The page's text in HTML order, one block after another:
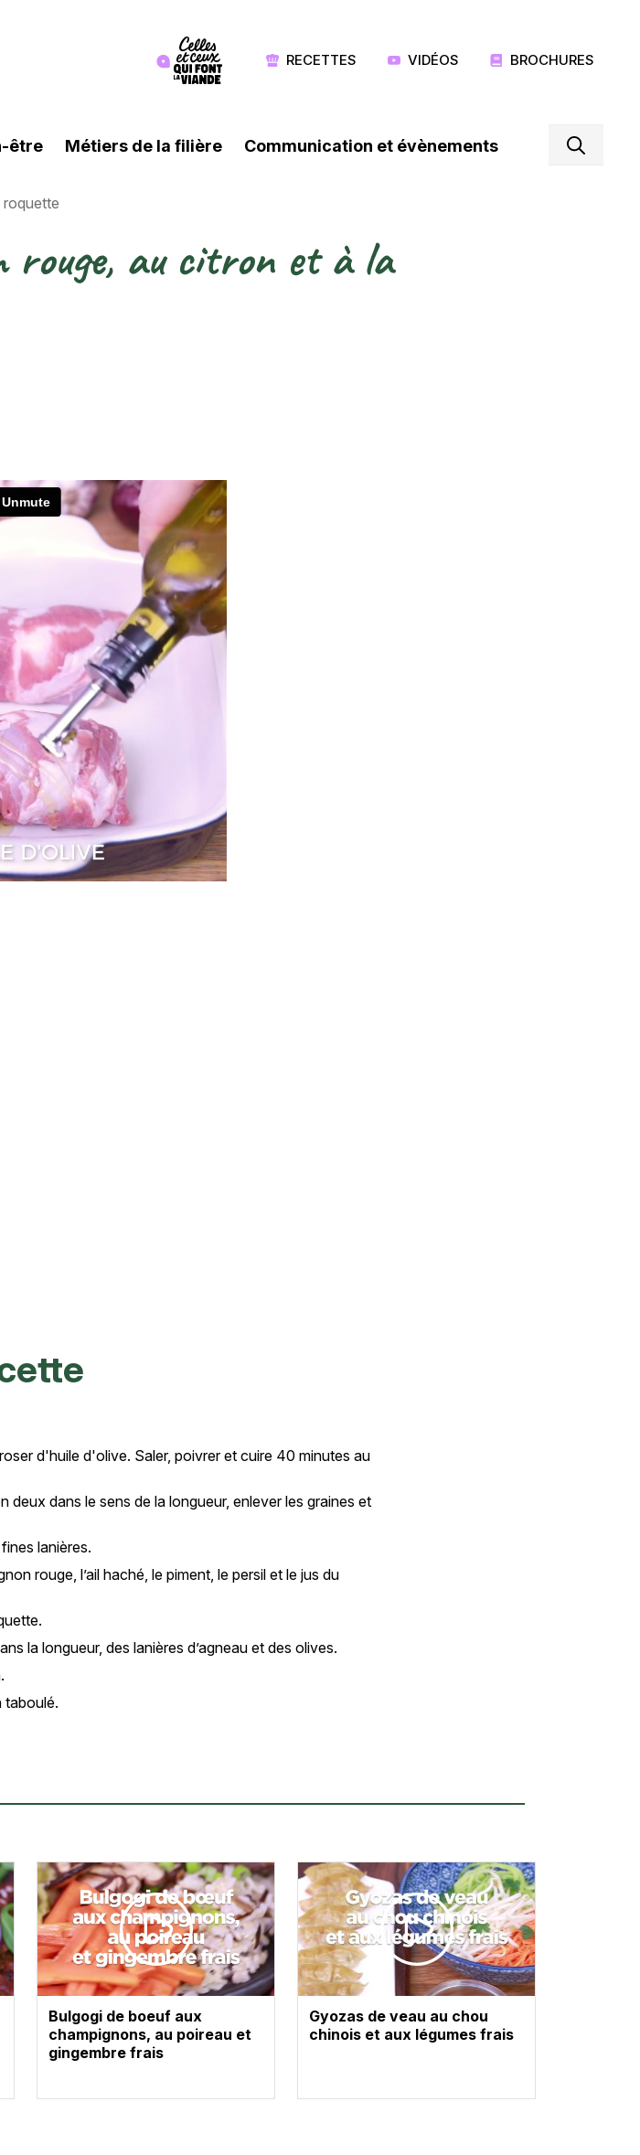
Image
RECETTES VIDÉOS BROCHURES
être Métiers de la filière Communication et évènements
rouge, au citron et à la
d'huile d'olive. Saler, poivrer et cuire 40 minutes au
deux dans le sens de la longueur, enlever les graines et
lanières.
rouge, l’ail haché, le piment, le persil et le jus du
la longueur, des lanières d’agneau et des olives.
taboulé.
Bulgogi de boeuf aux
champignons, au poireau et
gingembre frais
Gyozas de veau au chou
chinois et aux légumes frais